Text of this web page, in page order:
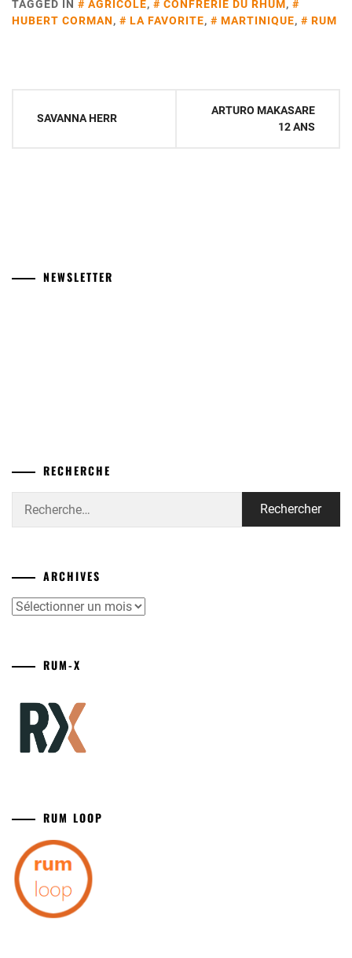
TAGGED IN AGRICOLE, CONFRÉRIE DU RHUM ,
HUBERT CORMAN, LA FAVORITE, MARTINIQUE, RUM
SAVANNA HERR
ARTURO MAKASARE
12 ANS
NEWSLETTER
RECHERCHE
ARCHIVES
Archives
RUM-X
RUM LOOP